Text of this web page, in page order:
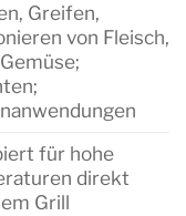
Greifen,
von Fleisch,
für hohe
direkt
Grill